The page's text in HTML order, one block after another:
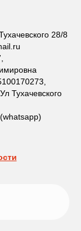
28/8
Тухачевского